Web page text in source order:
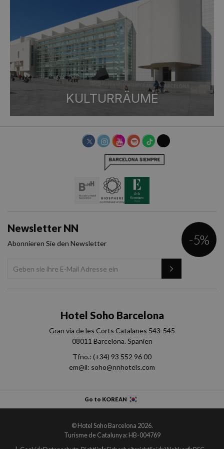
KULTURRÄUME
Hotel Soho Barcelona
Gran via de les Corts Catalanes 543-545
08011 Barcelona. Spanien
Tfno.: (+34) 93 552 96 00
em@il: soho@nnhotels.com
Newsletter NN
Abonnieren Sie den Newsletter -5%
Go to KOREAN
© Hotel Soho Barcelona 2026.
Turisme de Catalunya: HB-004769